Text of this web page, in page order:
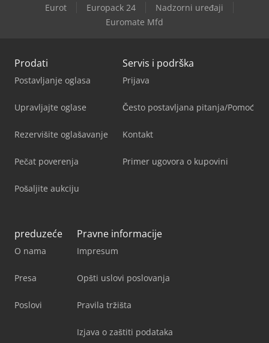
Eurot
Europack 24
Nadzorni uređaji
Euromate Mfd
Prodati
Postavljanje oglasa
Upravljajte oglase
Rezervišite oglašavanje
Pečat poverenja
Pošaljite aukciju
Servis i podrška
Prijava
Često postavljana pitanja/Pomoć
Kontakt
Primer ugovora o kupovini
preduzeće
O nama
Presa
Poslovi
Pravne informacije
Impresum
Opšti uslovi poslovanja
Pravila tržišta
Izjava o zaštiti podataka